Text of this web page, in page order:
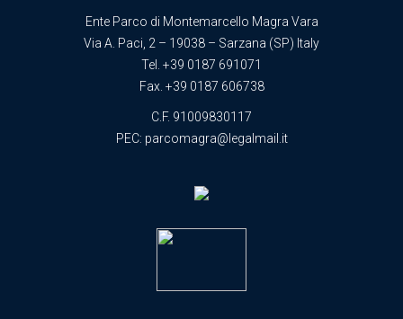
Ente Parco di Montemarcello Magra Vara
Via A. Paci, 2 – 19038 – Sarzana (SP) Italy
Tel. +39 0187 691071
Fax. +39 0187 606738
C.F. 91009830117
PEC: parcomagra@legalmail.it